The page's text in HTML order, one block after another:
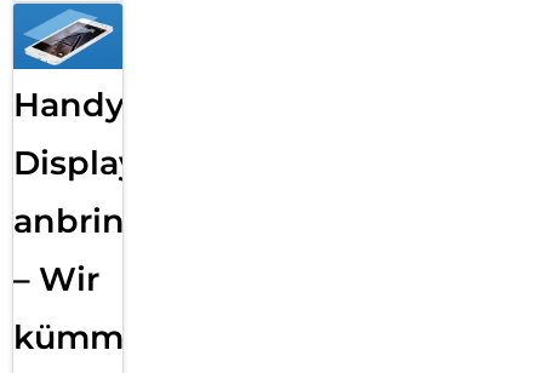
Handy
Displayfolie
anbringen
– Wir
kümmern